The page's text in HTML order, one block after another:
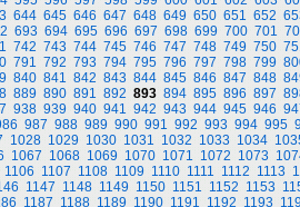
644 645 646 647 648 649 650 651 652
693 694 695 696 697 698 699 700 701
742 743 744 745 746 747 748 749 750
791 792 793 794 795 796 797 798 799
840 841 842 843 844 845 846 847 848
889 890 891 892 893 894 895 896 897
938 939 940 941 942 943 944 945 946
987 988 989 990 991 992 993 994 995
1028 1029 1030 1031 1032 1033 1034
1067 1068 1069 1070 1071 1072 1073
1106 1107 1108 1109 1110 1111 1112 1113
1147 1148 1149 1150 1151 1152 1153
1187 1188 1189 1190 1191 1192 1193